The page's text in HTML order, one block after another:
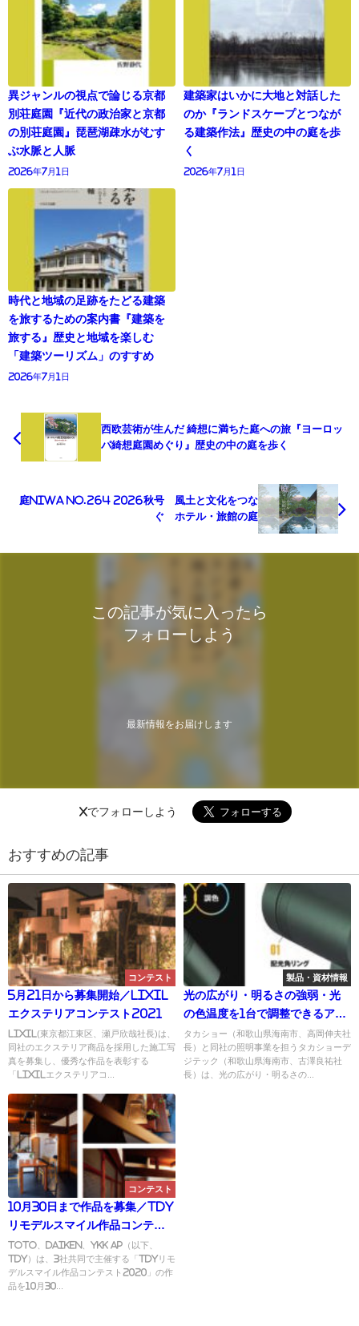
異ジャンルの視点で論じる京都
別荘庭園『近代の政治家と京都
の別荘庭園』琵琶湖疎水がむす
ぶ水脈と人脈
2026年7月1日
建築家はいかに大地と対話した
のか『ランドスケープとつなが
る建築作法』歴史の中の庭を歩
く
2026年7月1日
時代と地域の足跡をたどる建築
を旅するための案内書『建築を
旅する』歴史と地域を楽しむ
「建築ツーリズム」のすすめ
2026年7月1日
西欧芸術が生んだ 綺想に満ちた庭への旅『ヨーロッ
パ綺想庭園めぐり』歴史の中の庭を歩く
庭NIWA No.264 2026秋号 風土と文化をつな
ぐ ホテル・旅館の庭
この記事が気に入ったら
フォローしよう
最新情報をお届けします
Xでフォローしよう
おすすめの記事
コンテスト
5月21日から募集開始／LIXIL
エクステリアコンテスト2021
LIXIL(東京都江東区、瀬戸欣哉社長)は、
同社のエクステリア商品を採用した施工写
真を募集し、優秀な作品を表彰する
「LIXILエクステリアコ...
製品・資材情報
光の広がり・明るさの強弱・光
の⾊温度を1台で調整できるアッ
プライト「De-SPOT トライリ
ング」を発売／タカショー
タカショー（和歌山県海南市、高岡伸夫社
長）と同社の照明事業を担うタカショーデ
ジテック（和歌山県海南市、古澤良祐社
長）は、光の広がり・明るさの...
コンテスト
10月30日まで作品を募集／TDY
リモデルスマイル作品コンテス
ト2020
TOTO、DAIKEN、YKK AP（以下、
TDY）は、3社共同で主催する「TDYリモ
デルスマイル作品コンテスト2020」の作
品を10月30...